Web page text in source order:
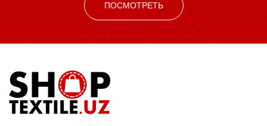
ПОСМОТРЕТЬ